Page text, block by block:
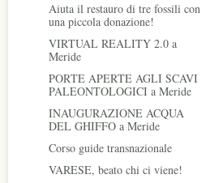
Aiuta il restauro di tre fossili con
una piccola donazione!
VIRTUAL REALITY 2.0 a
Meride
PORTE APERTE AGLI SCAVI
PALEONTOLOGICI a Meride
INAUGURAZIONE ACQUA
DEL GHIFFO a Meride
Corso guide transnazionale
VARESE, beato chi ci viene!